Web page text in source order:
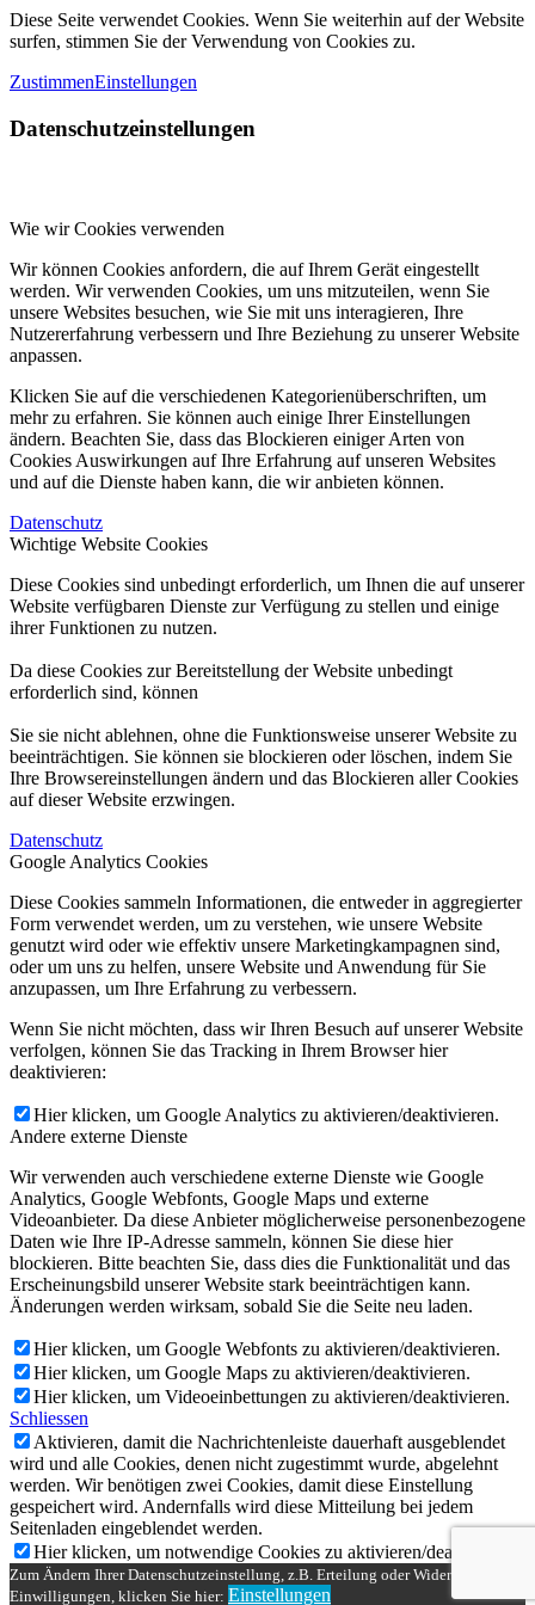
Diese Seite verwendet Cookies. Wenn Sie weiterhin auf der Website
surfen, stimmen Sie der Verwendung von Cookies zu.
ZustimmenEinstellungen
Datenschutzeinstellungen
Wie wir Cookies verwenden
Wir können Cookies anfordern, die auf Ihrem Gerät eingestellt
werden. Wir verwenden Cookies, um uns mitzuteilen, wenn Sie
unsere Websites besuchen, wie Sie mit uns interagieren, Ihre
Nutzererfahrung verbessern und Ihre Beziehung zu unserer Website
anpassen.
Klicken Sie auf die verschiedenen Kategorienüberschriften, um
mehr zu erfahren. Sie können auch einige Ihrer Einstellungen
ändern. Beachten Sie, dass das Blockieren einiger Arten von
Cookies Auswirkungen auf Ihre Erfahrung auf unseren Websites
und auf die Dienste haben kann, die wir anbieten können.
Datenschutz
Wichtige Website Cookies
Diese Cookies sind unbedingt erforderlich, um Ihnen die auf unserer
Website verfügbaren Dienste zur Verfügung zu stellen und einige
ihrer Funktionen zu nutzen.
Da diese Cookies zur Bereitstellung der Website unbedingt
erforderlich sind, können
Sie sie nicht ablehnen, ohne die Funktionsweise unserer Website zu
beeinträchtigen. Sie können sie blockieren oder löschen, indem Sie
Ihre Browsereinstellungen ändern und das Blockieren aller Cookies
auf dieser Website erzwingen.
Datenschutz
Google Analytics Cookies
Diese Cookies sammeln Informationen, die entweder in aggregierter
Form verwendet werden, um zu verstehen, wie unsere Website
genutzt wird oder wie effektiv unsere Marketingkampagnen sind,
oder um uns zu helfen, unsere Website und Anwendung für Sie
anzupassen, um Ihre Erfahrung zu verbessern.
Wenn Sie nicht möchten, dass wir Ihren Besuch auf unserer Website
verfolgen, können Sie das Tracking in Ihrem Browser hier
deaktivieren:
Hier klicken, um Google Analytics zu aktivieren/deaktivieren.
Andere externe Dienste
Wir verwenden auch verschiedene externe Dienste wie Google
Analytics, Google Webfonts, Google Maps und externe
Videoanbieter. Da diese Anbieter möglicherweise personenbezogene
Daten wie Ihre IP-Adresse sammeln, können Sie diese hier
blockieren. Bitte beachten Sie, dass dies die Funktionalität und das
Erscheinungsbild unserer Website stark beeinträchtigen kann.
Änderungen werden wirksam, sobald Sie die Seite neu laden.
Hier klicken, um Google Webfonts zu aktivieren/deaktivieren.
Hier klicken, um Google Maps zu aktivieren/deaktivieren.
Hier klicken, um Videoeinbettungen zu aktivieren/deaktivieren.
Schliessen
Aktivieren, damit die Nachrichtenleiste dauerhaft ausgeblendet
wird und alle Cookies, denen nicht zugestimmt wurde, abgelehnt
werden. Wir benötigen zwei Cookies, damit diese Einstellung
gespeichert wird. Andernfalls wird diese Mitteilung bei jedem
Seitenladen eingeblendet werden.
Hier klicken, um notwendige Cookies zu aktivieren/deaktivieren.
Zum Ändern Ihrer Datenschutzeinstellung, z.B. Erteilung oder Widerruf von
Einwilligungen, klicken Sie hier: Einstellungen